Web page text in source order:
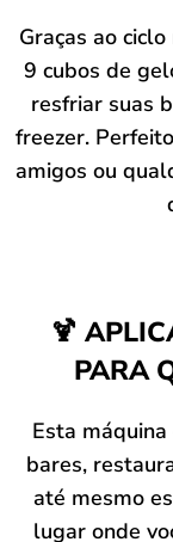
Graças ao
9 cubos de
resfriar suas
freezer.
amigos ou
🍹
PARA
Esta
bares,
até mesmo
lugar onde